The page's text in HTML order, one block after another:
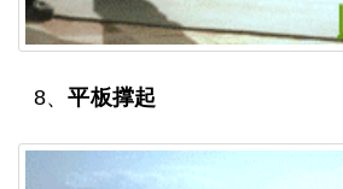
8、平板撑起